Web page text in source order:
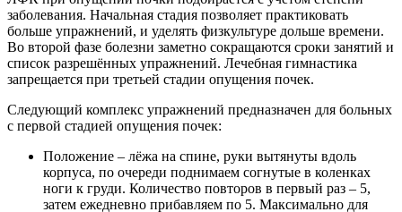
заболевания. Начальная стадия позволяет практиковать
больше упражнений, и уделять физкультуре дольше времени.
Во второй фазе болезни заметно сокращаются сроки занятий и
список разрешённых упражнений. Лечебная гимнастика
запрещается при третьей стадии опущения почек.
Следующий комплекс упражнений предназначен для больных
с первой стадией опущения почек:
Положение – лёжа на спине, руки вытянуты вдоль
корпуса, по очереди поднимаем согнутые в коленках
ноги к груди. Количество повторов в первый раз – 5,
затем ежедневно прибавляем по 5. Максимально для